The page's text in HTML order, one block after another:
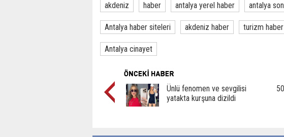
akdeniz haber antalya yerel haber antalya
Antalya haber siteleri akdeniz haber turizm haber
Antalya cinayet
Ünlü fenomen ve sevgilisi
yatakta kurşuna dizildi